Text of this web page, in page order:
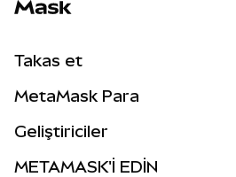
Takas et
Perps
MetaMask Para
Geliştiriciler
METAMASK'İ EDİN